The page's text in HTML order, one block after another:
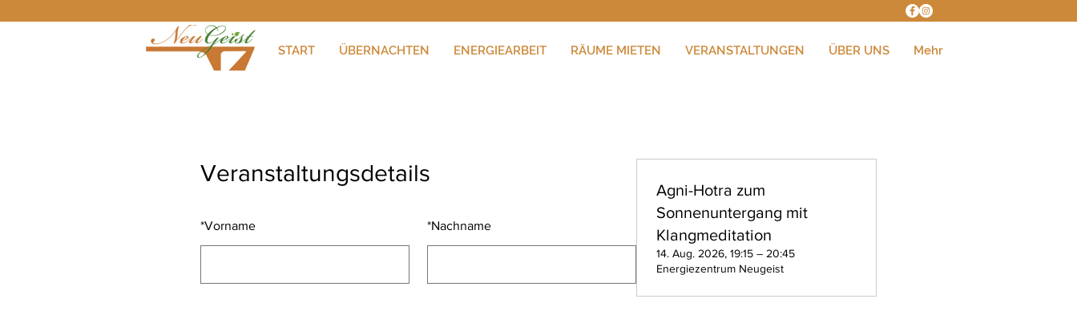
START ÜBERNACHTEN ENERGIEARBEIT RÄUME MIETEN VERANSTALTUNGEN ÜBER UNS Mehr
Veranstaltungsdetails
*Vorname *Nachname
Agni-Hotra zum
Sonnenuntergang mit
Klangmeditation
14. Aug. 2026, 19:15 – 20:45
Energiezentrum Neugeist